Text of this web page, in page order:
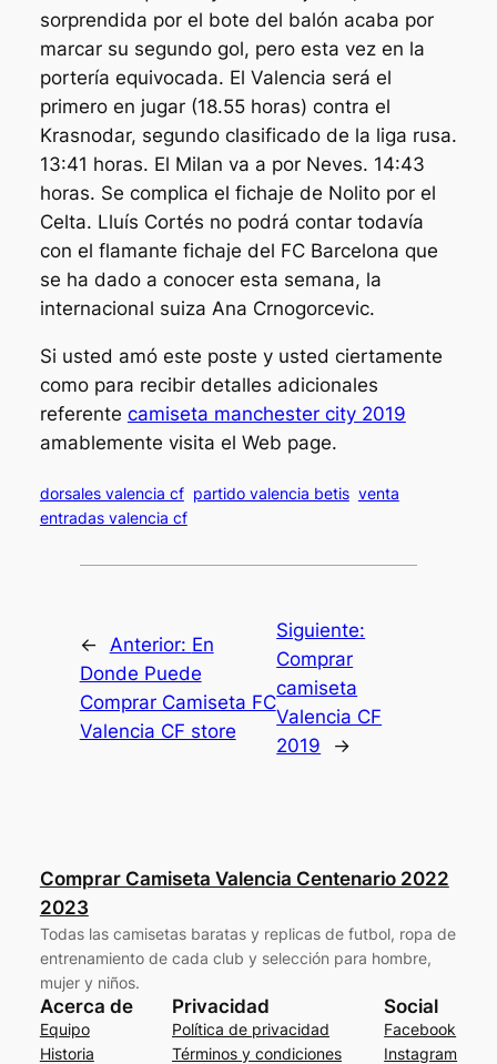
sorprendida por el bote del balón acaba por
marcar su segundo gol, pero esta vez en la
portería equivocada. El Valencia será el
primero en jugar (18.55 horas) contra el
Krasnodar, segundo clasificado de la liga rusa.
13:41 horas. El Milan va a por Neves. 14:43
horas. Se complica el fichaje de Nolito por el
Celta. Lluís Cortés no podrá contar todavía
con el flamante fichaje del FC Barcelona que
se ha dado a conocer esta semana, la
internacional suiza Ana Crnogorcevic.
Si usted amó este poste y usted ciertamente
como para recibir detalles adicionales
referente camiseta manchester city 2019
amablemente visita el Web page.
dorsales valencia cf partido valencia betis venta
entradas valencia cf
← Anterior: En
Donde Puede
Comprar Camiseta FC
Valencia CF store
Siguiente:
Comprar
camiseta
Valencia CF
2019
→
Comprar Camiseta Valencia Centenario 2022
2023
Todas las camisetas baratas y replicas de futbol, ropa de
entrenamiento de cada club y selección para hombre,
mujer y niños.
Acerca de
Equipo
Historia
Privacidad
Política de privacidad
Términos y condiciones
Social
Facebook
Instagram